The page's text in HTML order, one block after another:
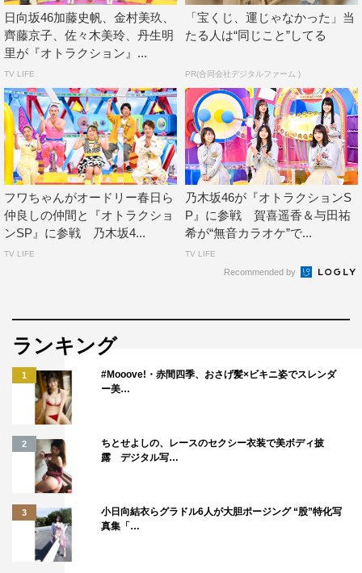
松井玲奈 眞栄田郷敦 西川貴教
賀来賢人 重岡大毅
霜降り明星
日向坂46加藤史帆、金村美玖、
齊藤京子、佐々木美玲、丹生明
里が『オトラクション』...
TV LIFE
「宝くじ、運じゃなかった」当
たる人は“同じこと”してる
PR(合同会社デジタルファーム )
フワちゃんがオードリー春日ら
仲良しの仲間と『オトラクショ
ンSP』に参戦 乃木坂4...
TV LIFE
乃木坂46が『オトラクションS
P』に参戦 賀喜遥香＆与田祐
希が“無音カラオケ”で...
TV LIFE
Recommended by
ランキング
1
#Mooove!・赤間四季、おさげ髪×ビキニ姿でスレンダ
ー美…
2
ちとせよしの、レースのセクシー衣装で美ボディ披
露 デジタル写…
3
小日向結衣らグラドル6人が大胆ポージング “股”特化写
真集「…